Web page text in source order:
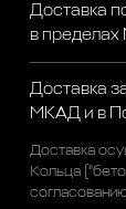
Доставка
в
Доставка
МКАД и в
Доставка
Кольца